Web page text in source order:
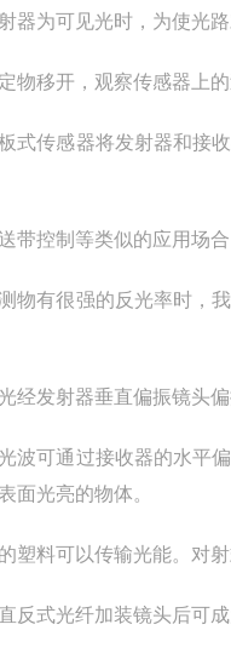
器为可见光时，为使光
物移开，观察传感器上
式传感器将发射器和接
带控制等类似的应用场
物有很强的反光率时，
经发射器垂直偏振镜头
波可通过接收器的水平
面光亮的物体。
塑料可以传输光能。对
反式光纤加装镜头后可